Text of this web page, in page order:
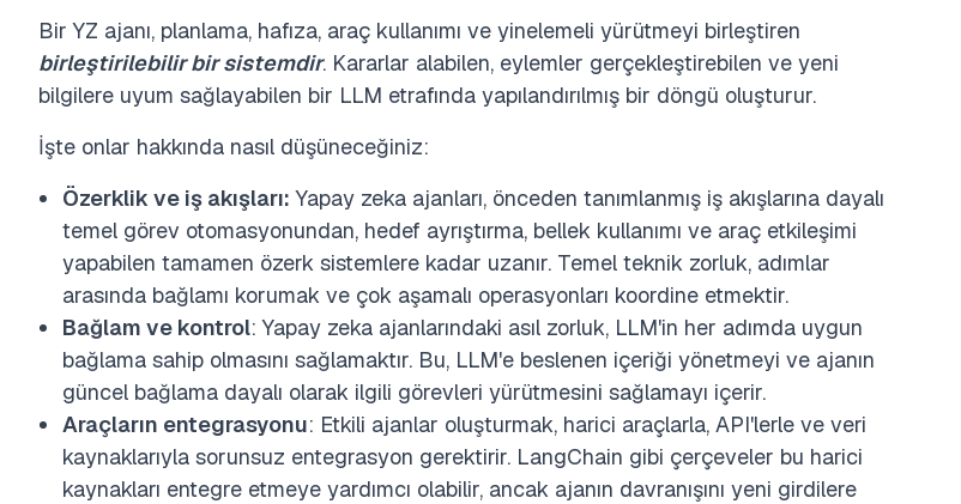
Bir YZ ajanı, planlama, hafıza, araç kullanımı ve yinelemeli yürütmeyi birleştiren
birleştirilebilir bir sistemdir. Kararlar alabilen, eylemler gerçekleştirebilen ve yeni
bilgilere uyum sağlayabilen bir LLM etrafında yapılandırılmış bir döngü oluşturur.
İşte onlar hakkında nasıl düşüneceğiniz:
Özerklik ve iş akışları: Yapay zeka ajanları, önceden tanımlanmış iş akışlarına dayalı
temel görev otomasyonundan, hedef ayrıştırma, bellek kullanımı ve araç etkileşimi
yapabilen tamamen özerk sistemlere kadar uzanır. Temel teknik zorluk, adımlar
arasında bağlamı korumak ve çok aşamalı operasyonları koordine etmektir.
Bağlam ve kontrol: Yapay zeka ajanlarındaki asıl zorluk, LLM'in her adımda uygun
bağlama sahip olmasını sağlamaktır. Bu, LLM'e beslenen içeriği yönetmeyi ve ajanın
güncel bağlama dayalı olarak ilgili görevleri yürütmesini sağlamayı içerir.
Araçların entegrasyonu: Etkili ajanlar oluşturmak, harici araçlarla, API'lerle ve veri
kaynaklarıyla sorunsuz entegrasyon gerektirir. LangChain gibi çerçeveler bu harici
kaynakları entegre etmeye yardımcı olabilir, ancak ajanın davranışını yeni girdilere